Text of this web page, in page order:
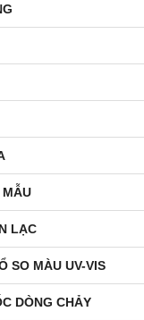
MẪU
LẠC
SO MÀU UV-VIS
DÒNG CHẢY